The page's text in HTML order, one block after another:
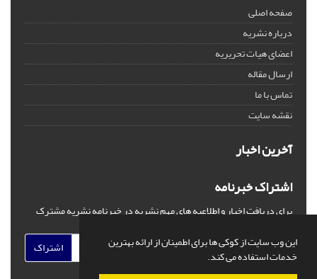
این وب سایت از کوکی ها برای اطمینان از ارائه بهترین
خدمات استفاده می کند.
صفحه اصلی
درباره نشریه
اعضای هیات تحریریه
ارسال مقاله
تماس با ما
نقشه سایت
آخرین اخبار
اشتراک خبرنامه
برای دریافت اخبار و اطلاعیه های مهم نشریه در خبرنامه نشریه مشترک
اشتراک